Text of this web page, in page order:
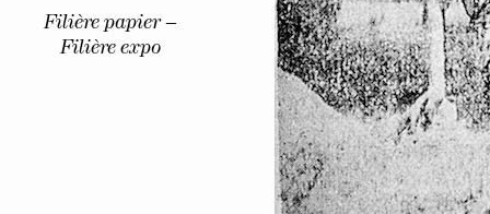
Filière papier –
Filière expo